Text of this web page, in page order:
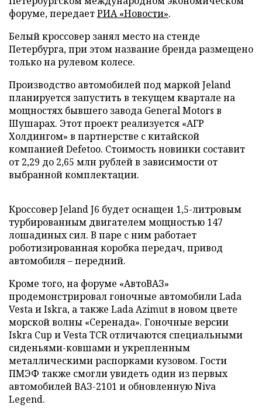
форуме, передаетРИА «Новости».
Белый кроссовер занял место на стенде
Петербурга, при этом название бренда размещено
только на рулевом колесе.
Производство автомобилей под маркой Jeland
планируется запустить в текущем квартале на
мощностях бывшего завода General Motors в
Шушарах. Этот проект реализуется «АГР
Холдингом» в партнерстве с китайской
компанией Defetoo. Стоимость новинки составит
от 2,29 до 2,65 млн рублей в зависимости от
выбранной комплектации.
Кроссовер Jeland J6 будет оснащен 1,5-литровым
турбированным двигателем мощностью 147
лошадиных сил. В паре с ним работает
роботизированная коробка передач, привод
автомобиля – передний.
Кроме того, на форуме «АвтоВАЗ»
продемонстрировал гоночные автомобили Lada
Vesta и Iskra, а также Lada Azimut в новом цвете
морской волны «Серенада». Гоночные версии
Iskra Cup и Vesta TCR отличаются специальными
сиденьями-ковшами и укрепленным
металлическими распорками кузовом. Гости
ПМЭФ также смогли увидеть один из первых
автомобилей ВАЗ-2101 и обновленную Niva
Legend.